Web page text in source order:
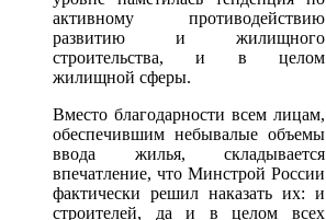
активному противодействию
развитию и жилищного
строительства, и в целом
жилищной сферы.
Вместо благодарности всем лицам,
обеспечившим небывалые объемы
ввода жилья, складывается
впечатление, что Минстрой России
фактически решил наказать их: и
строителей, да и в целом всех